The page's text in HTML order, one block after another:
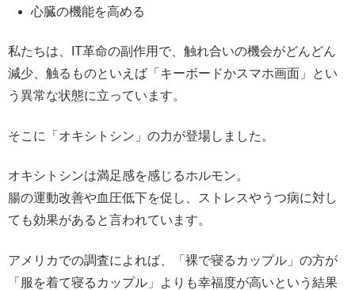
心臓の機能を高める
私たちは、IT革命の副作用で、触れ合いの機会がどんどん
減少、触るものといえば「キーボードかスマホ画面」とい
う異常な状態に立っています。
そこに「オキシトシン」の力が登場しました。
オキシトシンは満足感を感じるホルモン。
腸の運動改善や血圧低下を促し、ストレスやうつ病に対し
ても効果があると言われています。
アメリカでの調査によれば、「裸で寝るカップル」の方が
「服を着て寝るカップル」よりも幸福度が高いという結果